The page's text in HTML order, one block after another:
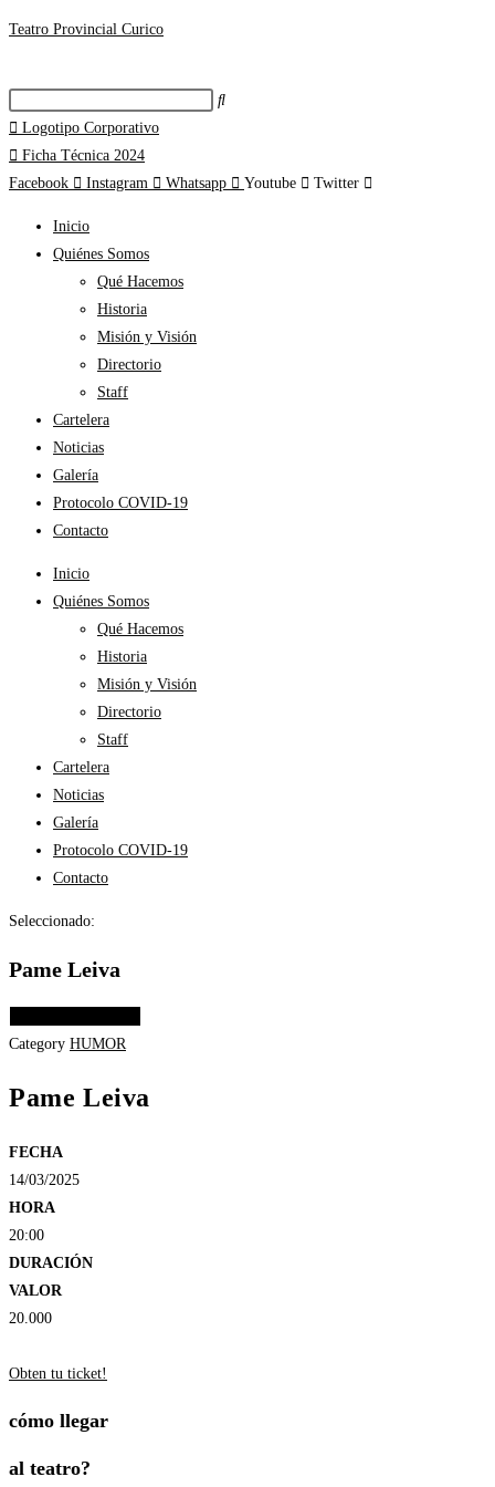
Teatro Provincial Curico
Logotipo Corporativo
Ficha Técnica 2024
Facebook
Instagram Whatsapp Youtube Twitter
Inicio
Quiénes Somos
Qué Hacemos
Historia
Misión y Visión
Directorio
Staff
Cartelera
Noticias
Galería
Protocolo COVID-19
Contacto
Inicio
Quiénes Somos
Qué Hacemos
Historia
Misión y Visión
Directorio
Staff
Cartelera
Noticias
Galería
Protocolo COVID-19
Contacto
Seleccionado:
Pame Leiva
Category HUMOR
Pame Leiva
FECHA
14/03/2025
HORA
20:00
DURACIÓN
VALOR
20.000
Obten tu ticket!
cómo llegar
al teatro?